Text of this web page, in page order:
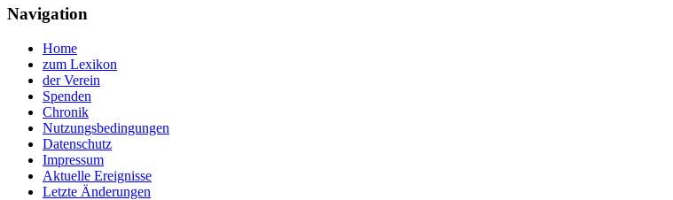
Navigation
Home
zum Lexikon
der Verein
Spenden
Chronik
Nutzungsbedingungen
Datenschutz
Impressum
Aktuelle Ereignisse
Letzte Änderungen